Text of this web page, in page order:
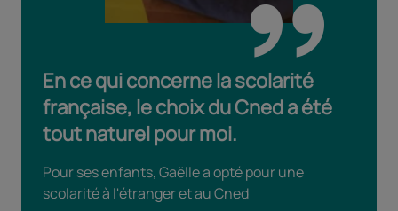
En ce qui concerne la scolarité
française, le choix du Cned a été
tout naturel pour moi.
Pour ses enfants, Gaëlle a opté pour une
scolarité à l'étranger et au Cned